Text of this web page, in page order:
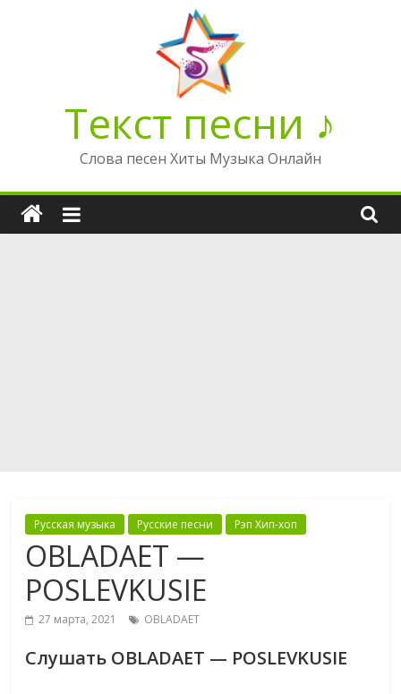
Текст песни ♪
Слова песен Хиты Музыка Онлайн
Русская музыка Русские песни Рэп Хип-хоп
OBLADAET —
POSLEVKUSIE
27 марта, 2021 OBLADAET
Слушать OBLADAET — POSLEVKUSIE